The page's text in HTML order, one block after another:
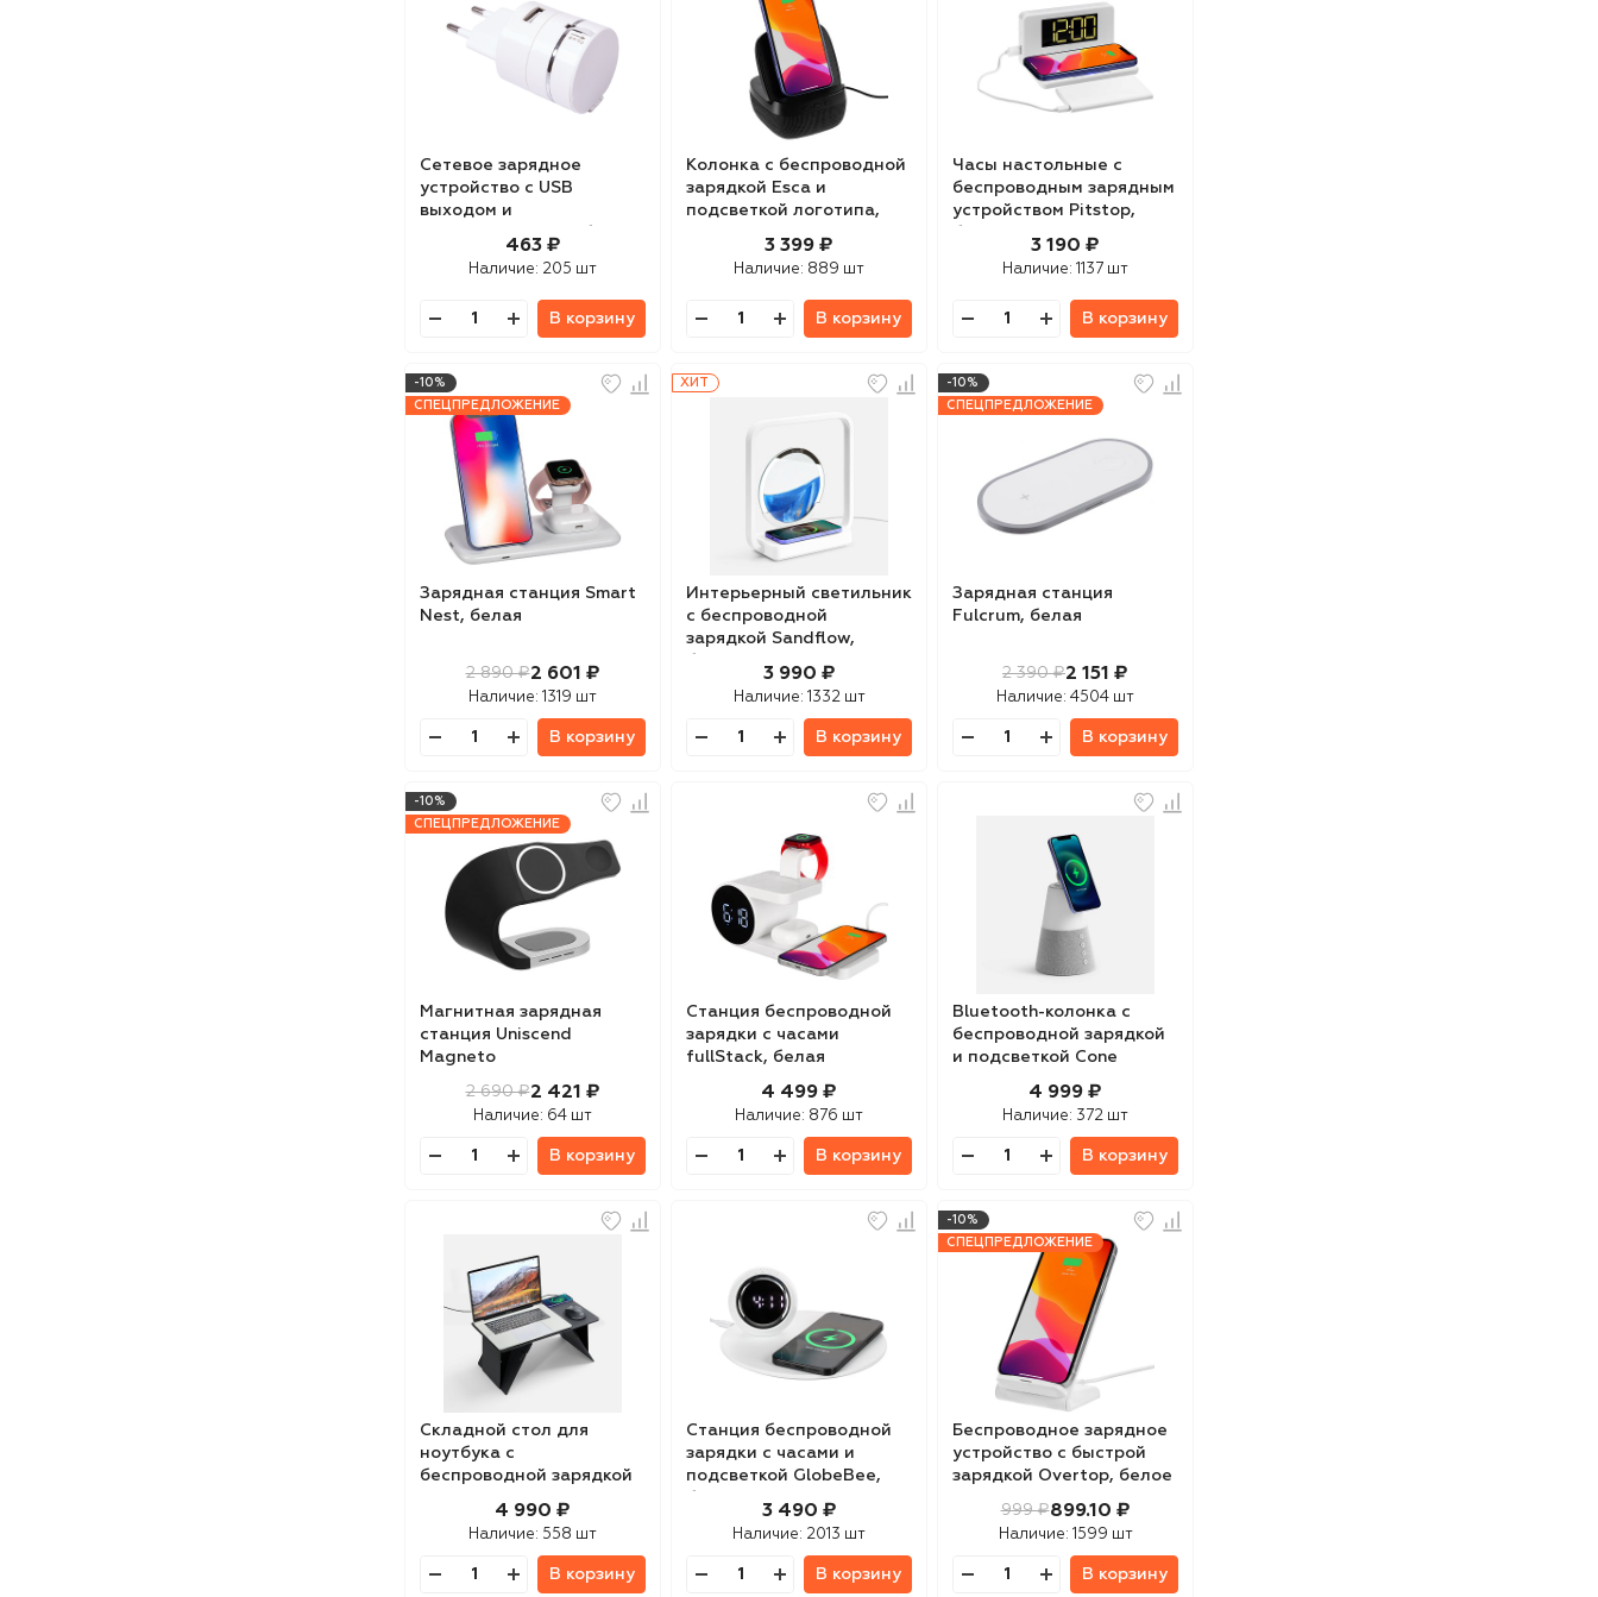
Сетевое зарядное
устройство c USB
выходом и
463 ₽
Наличие: 205 шт
В корзину
Колонка с беспроводной
зарядкой Esca и
подсветкой логотипа,
3 399 ₽
Наличие: 889 шт
В корзину
Часы настольные с
беспроводным зарядным
устройством Pitstop,
3 190 ₽
Наличие: 1137 шт
В корзину
-10%
СПЕЦПРЕДЛОЖЕНИЕ
Зарядная станция Smart
Nest, белая
2 890 ₽2 601 ₽
Наличие: 1319 шт
В корзину
ХИТ
Интерьерный светильник
с беспроводной
зарядкой Sandflow,
3 990 ₽
Наличие: 1332 шт
В корзину
-10%
СПЕЦПРЕДЛОЖЕНИЕ
Зарядная станция
Fulcrum, белая
2 390 ₽2 151 ₽
Наличие: 4504 шт
В корзину
-10%
СПЕЦПРЕДЛОЖЕНИЕ
Магнитная зарядная
станция Uniscend
Magneto
2 690 ₽2 421 ₽
Наличие: 64 шт
В корзину
Станция беспроводной
зарядки с часами
fullStack, белая
4 499 ₽
Наличие: 876 шт
В корзину
Bluetooth-колонка с
беспроводной зарядкой
и подсветкой Cone
4 999 ₽
Наличие: 372 шт
В корзину
Складной стол для
ноутбука с
беспроводной зарядкой
Kickstand Table, серый
4 990 ₽
Наличие: 558 шт
В корзину
Станция беспроводной
зарядки с часами и
подсветкой GlobeBee,
3 490 ₽
Наличие: 2013 шт
В корзину
-10%
СПЕЦПРЕДЛОЖЕНИЕ
Беспроводное зарядное
устройство с быстрой
зарядкой Overtop, белое
999 ₽899.10 ₽
Наличие: 1599 шт
В корзину